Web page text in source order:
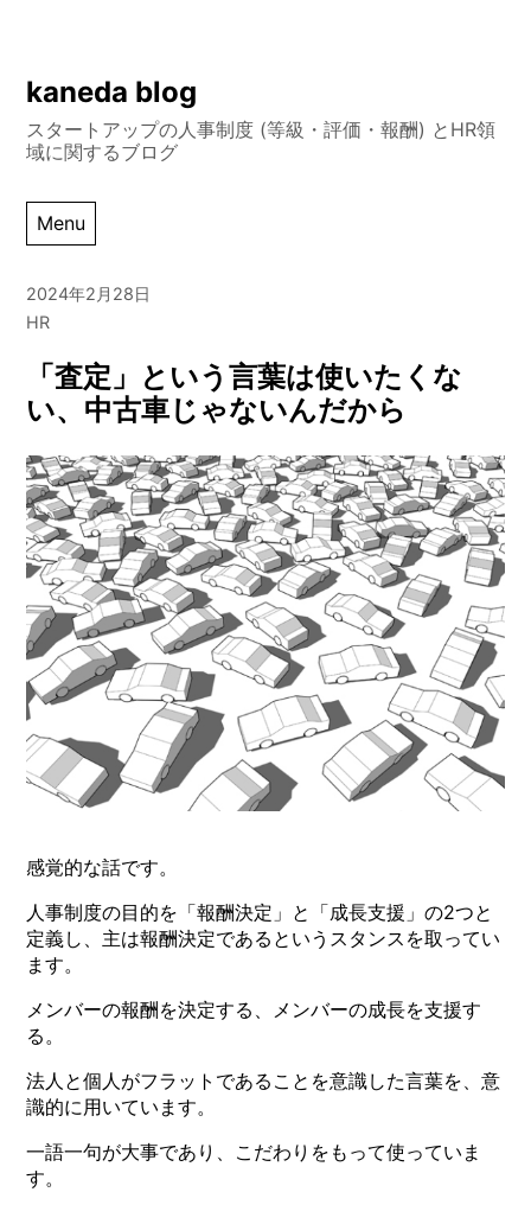
Skip
content
kaneda blog
スタートアップの人事制度 (等級・評価・報酬) とHR領
域に関するブログ
Menu
2024年2月28日
HR
「査定」という言葉は使いたくな
い、中古車じゃないんだから
感覚的な話です。
人事制度の目的を「報酬決定」と「成長支援」の2つと
定義し、主は報酬決定であるというスタンスを取ってい
ます。
メンバーの報酬を決定する、メンバーの成長を支援す
る。
法人と個人がフラットであることを意識した言葉を、意
識的に用いています。
一語一句が大事であり、こだわりをもって使っていま
す。